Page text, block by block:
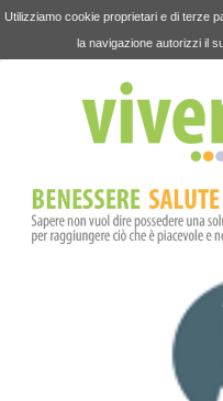
Utilizziamo cookie proprietari e di terze
la navigazione autorizzi il